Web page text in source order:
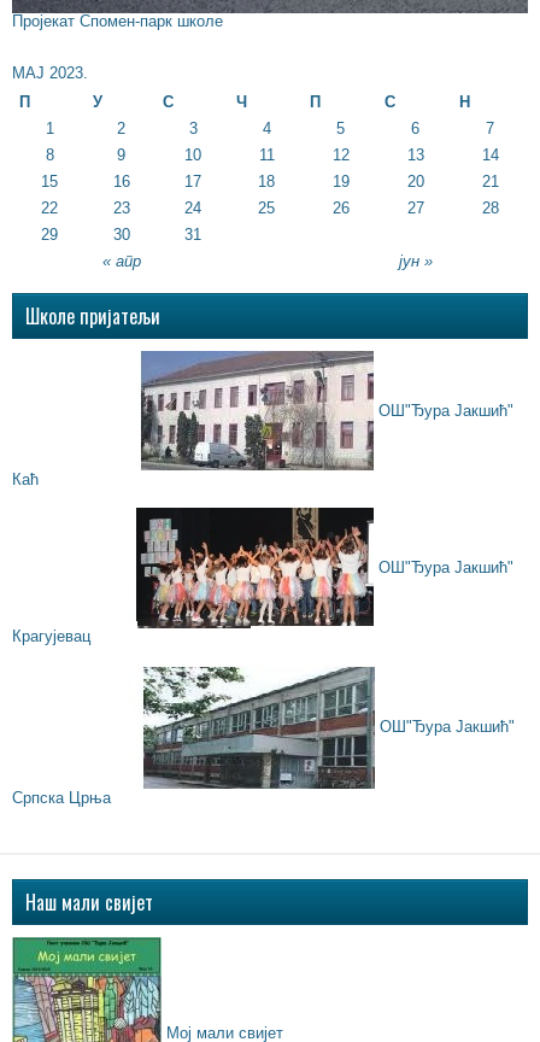
Пројекат Спомен-парк школе
МАЈ 2023.
П
У С Ч П С Н
« апр јун »
1 2 3 4 5 6
7
8
9 10 11 12 13
14
15
16 17 18 19 20
21
22
23 24 25 26 27
28
29
30 31
Школе пријатељи
ОШ"Ђура Јакшић"
Каћ
ОШ"Ђура Јакшић"
Крагујевац
ОШ"Ђура Јакшић"
Српска Црња
Наш мали свијет
Мој мали свијет